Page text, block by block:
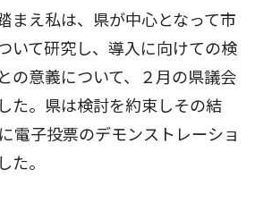
まえ私は、県が中心となって市
いて研究し、導入に向けての検
の意義について、２月の県議会
た。県は検討を約束しその結
電子投票のデモンストレーショ
た。